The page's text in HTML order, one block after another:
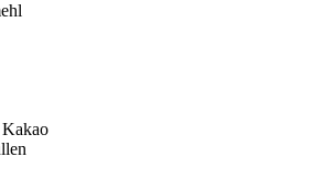
Kakao